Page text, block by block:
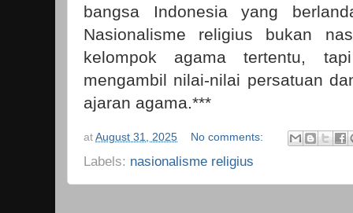
bangsa Indonesia yang
Nasionalisme religius bukan
kelompok agama tertentu,
mengambil nilai-nilai persatuan
ajaran agama.***
at August 31, 2025 No comments:
Labels: nasionalisme religius